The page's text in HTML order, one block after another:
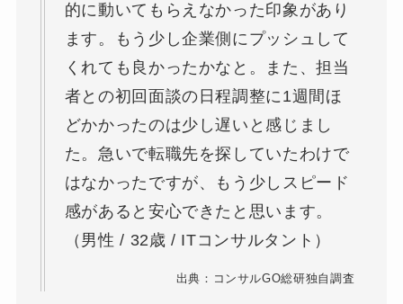
的に動いてもらえなかった印象があり
ます。もう少し企業側にプッシュして
くれても良かったかなと。また、担当
者との初回面談の日程調整に1週間ほ
どかかったのは少し遅いと感じまし
た。急いで転職先を探していたわけで
はなかったですが、もう少しスピード
感があると安心できたと思います。
（男性 / 32歳 / ITコンサルタント）
出典：コンサルGO総研独自調査